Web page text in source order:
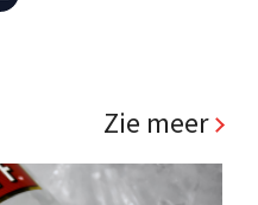
Zie meer